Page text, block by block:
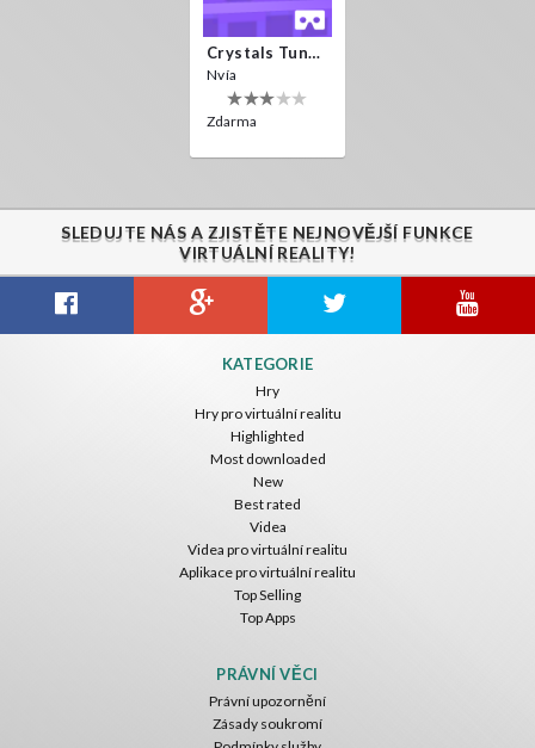
Crystals Tunnel VR
Nvía
Zdarma
SLEDUJTE NÁS A ZJISTĚTE NEJNOVĚJŠÍ FUNKCE
VIRTUÁLNÍ REALITY!
KATEGORIE
Hry
Hry pro virtuální realitu
Highlighted
Most downloaded
New
Best rated
Videa
Videa pro virtuální realitu
Aplikace pro virtuální realitu
Top Selling
Top Apps
PRÁVNÍ VĚCI
Právní upozornění
Zásady soukromí